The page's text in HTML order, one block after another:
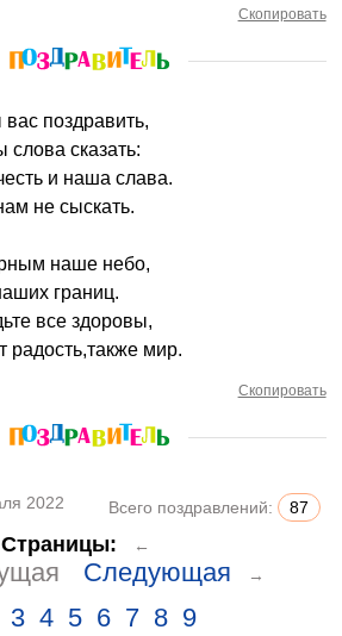
Скопировать
поздравить,
сказать:
и наша слава.
не сыскать.
наше небо,
границ.
все здоровы,
радость,также мир.
Скопировать
2022 Всего поздравлений: 87
Страницы: ←
Следующая →
3 4 5 6 7 8 9